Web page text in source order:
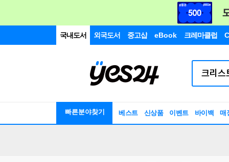
국내도서 외국도서 중고샵 eBook 크레마클럽
빠른분야찾기 베스트 신상품 이벤트 바이백 매